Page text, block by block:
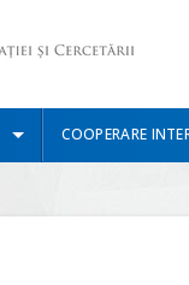
COOPERARE